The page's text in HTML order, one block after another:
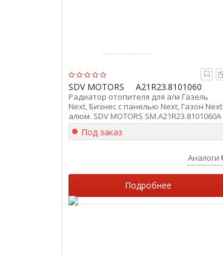
SDV MOTORS A21R23.8101060
Радиатор отопителя для а/м Газель
Next, Бизнес с панелью Next, Газон Next
алюм. SDV MOTORS SM.А21R23.8101060А
Под заказ
Аналоги
Подробнее